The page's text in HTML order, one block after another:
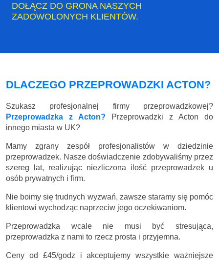
DOŁĄCZ DO GRONA NASZYCH
ZADOWOLONYCH KLIENTÓW.
DLACZEGO PRZEPROWADZKI ACTON?
Szukasz profesjonalnej firmy przeprowadzkowej?
Przeprowadzka z Acton? Przeprowadzki z Acton do
innego miasta w UK?
Mamy zgrany zespół profesjonalistów w dziedzinie
przeprowadzek. Nasze doświadczenie zdobywaliśmy przez
szereg lat, realizując niezliczona ilość przeprowadzek u
osób prywatnych i firm.
Nie boimy się trudnych wyzwań, zawsze staramy się pomóc
klientowi wychodząc naprzeciw jego oczekiwaniom.
Przeprowadzka wcale nie musi być stresująca,
przeprowadzka z nami to rzecz prosta i przyjemna.
Ceny od £45/godz i akceptujemy wszystkie ważniejsze